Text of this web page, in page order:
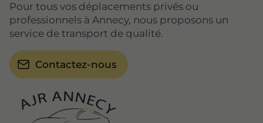
Pour tous vos déplacements privés ou
professionnels à Annecy, nous proposons un
service de transport de qualité.
Contactez-nous